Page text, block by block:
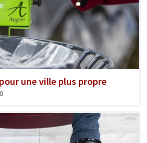
une ville plus propre
0